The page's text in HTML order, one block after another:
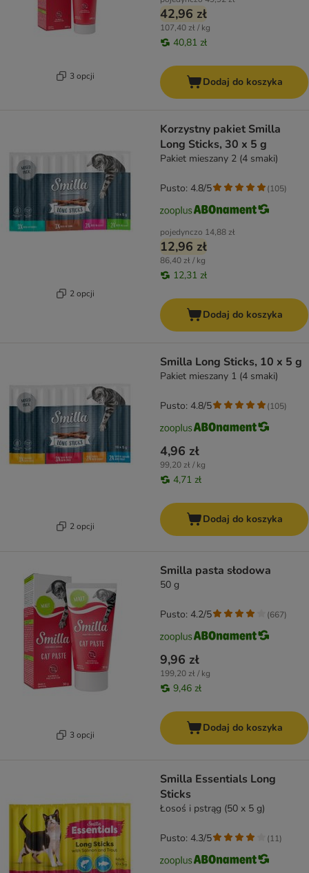
3 opcji
42,96 zł
107,40 zł / kg
40,81 zł
Dodaj do koszyka
2 opcji
Korzystny pakiet Smilla
Long Sticks, 30 x 5 g
Pakiet mieszany 2 (4 smaki)
pojedynczo 14,88 zł
12,96 zł
86,40 zł / kg
12,31 zł
Pusto: 4.8/5 (105)
Dodaj do koszyka
2 opcji
Smilla Long Sticks, 10 x 5 g
Pakiet mieszany 1 (4 smaki)
4,96 zł
99,20 zł / kg
4,71 zł
Pusto: 4.8/5 (105)
Dodaj do koszyka
3 opcji
Smilla pasta słodowa
50 g
9,96 zł
199,20 zł / kg
9,46 zł
Pusto: 4.2/5 (667)
Dodaj do koszyka
Smilla Essentials Long
Sticks
Łosoś i pstrąg (50 x 5 g)
Pusto: 4.3/5 (11)